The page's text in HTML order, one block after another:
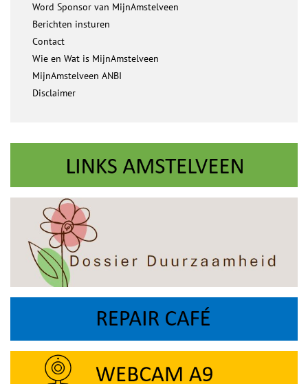
Word Sponsor van MijnAmstelveen
Berichten insturen
Contact
Wie en Wat is MijnAmstelveen
MijnAmstelveen ANBI
Disclaimer